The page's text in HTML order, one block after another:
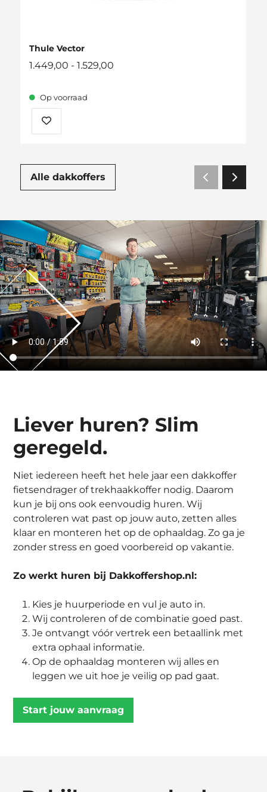
Thule Vector
1.449,00 - 1.529,00
Op voorraad
Alle dakkoffers
Liever huren? Slim
geregeld.
Niet iedereen heeft het hele jaar een dakkoffer
fietsendrager of trekhaakkoffer nodig. Daarom
kun je bij ons ook eenvoudig huren. Wij
controleren wat past op jouw auto, zetten alles
klaar en monteren het op de ophaaldag. Zo ga je
zonder stress en goed voorbereid op vakantie.
Zo werkt huren bij Dakkoffershop.nl:
Kies je huurperiode en vul je auto in.
Wij controleren of de combinatie goed past.
Je ontvangt vóór vertrek een betaallink met
extra ophaal informatie.
Op de ophaaldag monteren wij alles en
leggen we uit hoe je veilig op pad gaat.
Start jouw aanvraag